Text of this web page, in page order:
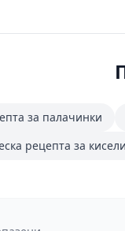
за палачинки
рецепта за